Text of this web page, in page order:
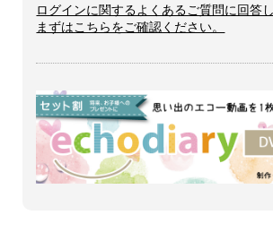
ログインに関するよくあるご質問に回答
まずはこちらをご確認ください。